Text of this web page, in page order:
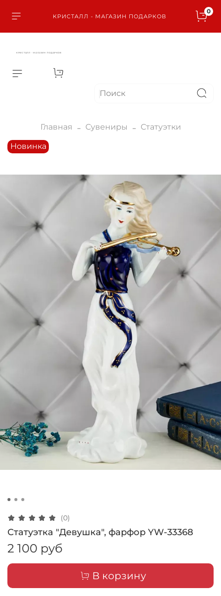
КРИСТАЛЛ - МАГАЗИН ПОДАРКОВ
0
КРИСТАЛЛ - МАГАЗИН ПОДАРКОВ
Главная Сувениры Статуэтки
Новинка
(0)
Статуэтка "Девушка", фарфор YW-33368
2 100 руб
В корзину